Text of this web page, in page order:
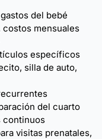
del bebé
mensuales
específicos
silla de auto,
del cuarto
continuos
visitas prenatales,